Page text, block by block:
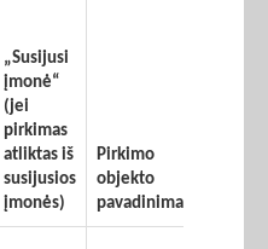
„Susijusi
įmonė“
(jei
pirkimas
atliktas iš
susijusios
įmonės)
Pirkimo
objekto
pavadinimas